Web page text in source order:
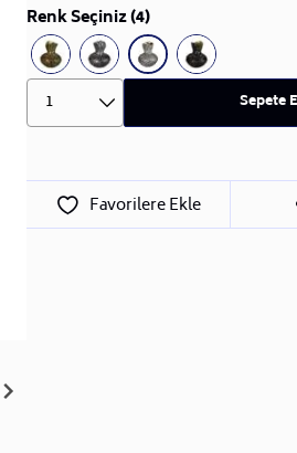
Renk Seçiniz (4)
1 Sepete
Favorilere Ekle